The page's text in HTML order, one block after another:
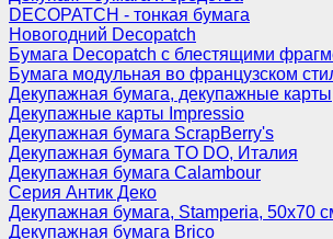
DECOPATCH - тонкая бумага
Новогодний Decopatch
Бумага Decopatch с блестящими
Бумага модульная во французском
Декупажная бумага, декупажные карты
Декупажные карты Impressio
Декупажная бумага ScrapBerry's
Декупажная бумага TO DO, Италия
Декупажная бумага Calambour
Серия Антик Деко
Декупажная бумага, Stamperia, 50х70
Декупажная бумага Brico